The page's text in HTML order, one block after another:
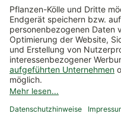
*Alle Preise inkl.
Mindestbestellwert 14,90 €,